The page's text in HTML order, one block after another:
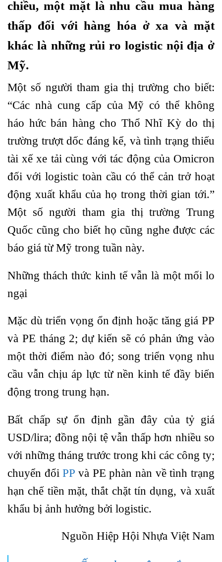
chiều, một mặt là nhu cầu mua hàng
thấp đối với hàng hóa ở xa và mặt
khác là những rủi ro logistic nội địa ở
Mỹ.
Một số người tham gia thị trường cho biết:
“Các nhà cung cấp của Mỹ có thể không
háo hức bán hàng cho Thổ Nhĩ Kỳ do thị
trường trượt dốc đáng kể, và tình trạng thiếu
tài xế xe tải cùng với tác động của Omicron
đối với logistic toàn cầu có thể cản trở hoạt
động xuất khẩu của họ trong thời gian tới.”
Một số người tham gia thị trường Trung
Quốc cũng cho biết họ cũng nghe được các
báo giá từ Mỹ trong tuần này.
Những thách thức kinh tế vẫn là một mối lo
ngại
Mặc dù triển vọng ổn định hoặc tăng giá PP
và PE tháng 2; dự kiến sẽ có phản ứng vào
một thời điểm nào đó; song triển vọng nhu
cầu vẫn chịu áp lực từ nền kinh tế đầy biến
động trong trung hạn.
Bất chấp sự ổn định gần đây của tỷ giá
USD/lira; đồng nội tệ vẫn thấp hơn nhiều so
với những tháng trước trong khi các công ty;
chuyển đổiPP và PE phàn nàn về tình trạng
hạn chế tiền mặt, thắt chặt tín dụng, và xuất
khẩu bị ảnh hưởng bởi logistic.
Nguồn Hiệp Hội Nhựa Việt Nam